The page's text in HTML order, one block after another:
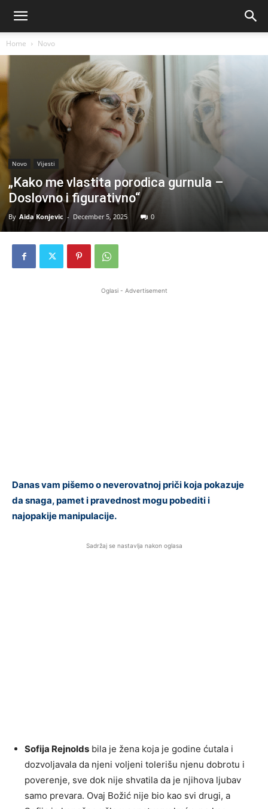
Home Novo
Novo Vijesti
„Kako me vlastita porodica gurnula –
Doslovno i figurativno“
By Aida Konjevic - December 5, 2025 0
Oglasi - Advertisement
Danas vam pišemo o neverovatnoj priči koja pokazuje
da snaga, pamet i pravednost mogu pobediti i
najopakije manipulacije.
Sadržaj se nastavlja nakon oglasa
Sofija Rejnolds bila je žena koja je godine ćutala i
dozvoljavala da njeni voljeni tolerišu njenu dobrotu i
poverenje, sve dok nije shvatila da je njihova ljubav
samo prevara. Ovaj Božić nije bio kao svi drugi, a